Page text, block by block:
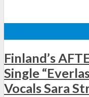
Finland’s
Single
Vocals Sara